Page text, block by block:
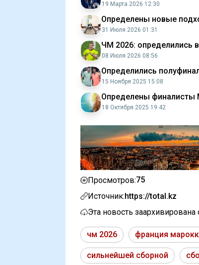
19 Марта 2026 12:30
Определены новые
31 Июля 2026 01:31
ЧМ 2026: определились
08 Июля 2026 08:56
Определились
15 Ноября 2025 15:08
Определены финалисты
18 Октября 2025 19:42
Просмотров:75
Источник:https://total.kz
Эта новость заархивирована
чм 2026 франция
сильнейшей сборной